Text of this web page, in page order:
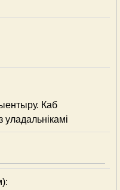
Каб